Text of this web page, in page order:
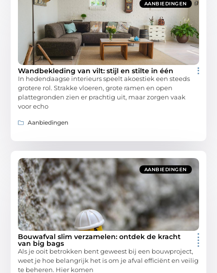
AANBIEDINGEN
Wandbekleding van vilt: stijl en stilte in één
In hedendaagse interieurs speelt akoestiek een steeds
grotere rol. Strakke vloeren, grote ramen en open
plattegronden zien er prachtig uit, maar zorgen vaak
voor echo
Aanbiedingen
AANBIEDINGEN
Bouwafval slim verzamelen: ontdek de kracht
van big bags
Als je ooit betrokken bent geweest bij een bouwproject,
weet je hoe belangrijk het is om je afval efficiënt en veilig
te beheren. Hier komen